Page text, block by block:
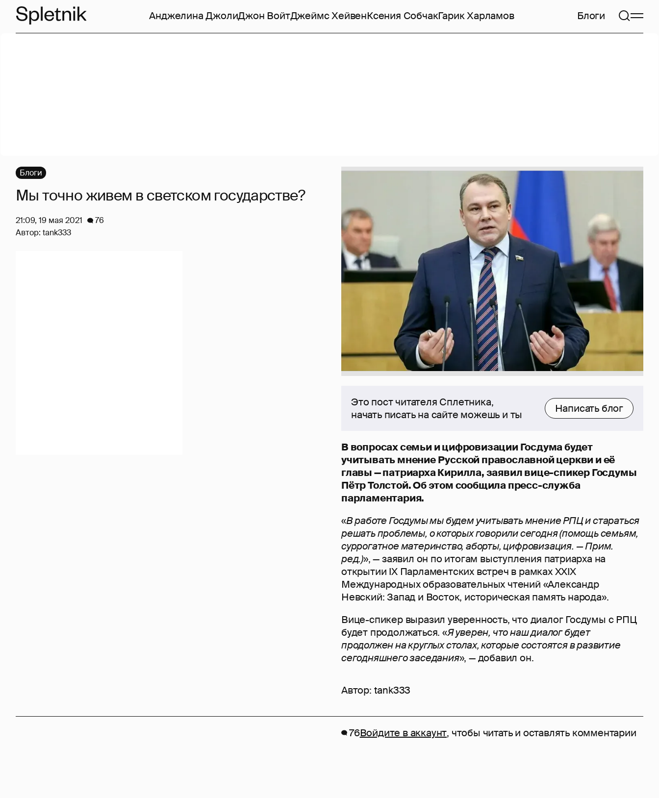
Анджелина ДжолиДжон ВойтДжеймс ХейвенКсения СобчакГарик Харламов Блоги
Это пост читателя Сплетника,
начать писать на сайте можешь и ты
Написать блог
В вопросах семьи и цифровизации Госдума будет
учитывать мнение Русской православной церкви и её
главы — патриарха Кирилла, заявил вице-спикер Госдумы
Пётр Толстой. Об этом сообщила пресс-служба
парламентария.
«В работе Госдумы мы будем учитывать мнение РПЦ и стараться
решать проблемы, о которых говорили сегодня (помощь семьям,
суррогатное материнство, аборты, цифровизация. — Прим.
ред.)», — заявил он по итогам выступления патриарха на
открытии IX Парламентских встреч в рамках XXIX
Международных образовательных чтений «Александр
Невский: Запад и Восток, историческая память народа».
Вице-спикер выразил уверенность, что диалог Госдумы с РПЦ
будет продолжаться. «Я уверен, что наш диалог будет
продолжен на круглых столах, которые состоятся в развитие
сегодняшнего заседания», — добавил он.
Автор: tank333
Блоги
Мы точно живем в светском государстве?
21:09, 19 мая 2021
76
Автор: tank333
76Войдите в аккаунт, чтобы читать и оставлять комментарии